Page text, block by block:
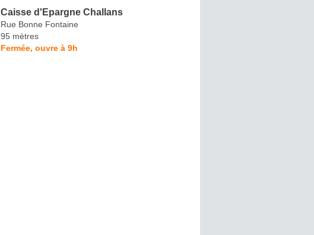
Caisse d'Epargne Challans
Rue Bonne Fontaine
95 mètres
Fermée, ouvre à 9h